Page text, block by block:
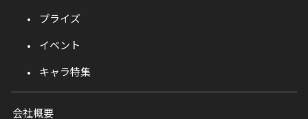
プライズ
イベント
キャラ特集
会社概要